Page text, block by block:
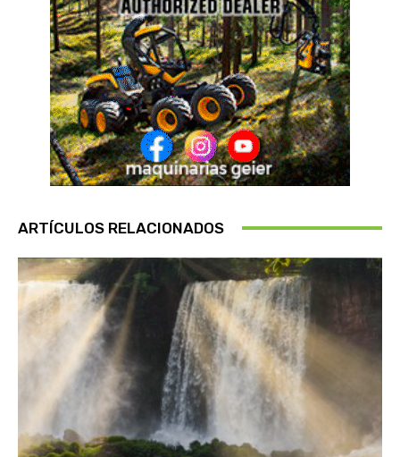
ARTÍCULOS RELACIONADOS